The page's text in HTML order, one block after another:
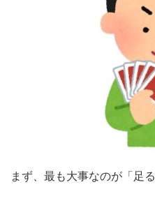
まず、最も大事なのが「足